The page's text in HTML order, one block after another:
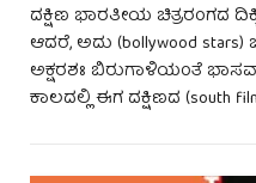
ದಕ್ಷಿಣ ಭಾರತೀಯ ಚಿತ್ರರಂಗದ
ಆದರೆ, ಅದು (bollywood
ಅಕ್ಷರಶಃ ಬಿರುಗಾಳಿಯಂತೆ
ಕಾಲದಲ್ಲಿ ಈಗ ದಕ್ಷಿಣದ (south